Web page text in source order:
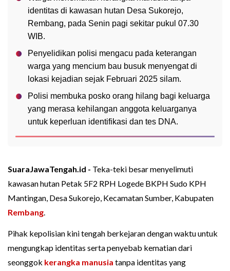
identitas di kawasan hutan Desa Sukorejo,
Rembang, pada Senin pagi sekitar pukul 07.30
WIB.
Penyelidikan polisi mengacu pada keterangan
warga yang mencium bau busuk menyengat di
lokasi kejadian sejak Februari 2025 silam.
Polisi membuka posko orang hilang bagi keluarga
yang merasa kehilangan anggota keluarganya
untuk keperluan identifikasi dan tes DNA.
SuaraJawaTengah.id - Teka-teki besar menyelimuti
kawasan hutan Petak 5F2 RPH Logede BKPH Sudo KPH
Mantingan, Desa Sukorejo, Kecamatan Sumber, Kabupaten
Rembang.
Pihak kepolisian kini tengah berkejaran dengan waktu untuk
mengungkap identitas serta penyebab kematian dari
seonggok kerangka manusia tanpa identitas yang